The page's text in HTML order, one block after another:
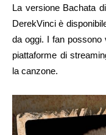
La versione Bachata
DerekVinci è
da oggi. I fan possono
piattaforme di
la canzone.